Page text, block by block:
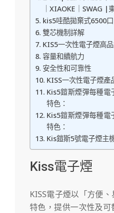
｜XIAOKE｜SWAG |
kis5哇酷拋棄式6500
雙芯機制詳解
KIS5一次性電子煙高
容量和續航力
安全性和可靠性
KISS一次性電子煙產
Kis5鎧斯煙彈每種電
特色：
Kis5鎧斯煙彈每種電
特色：
Kis鎧斯5號電子煙主
Kiss電子煙
KISS電子煙以「方便
特色，提供一次性及